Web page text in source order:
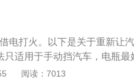
个小时以上，车电瓶基本能
搁置：如果长时间的不用车，
驶几十公里，以保证电瓶能
，比如车载电冰箱、吸尘器
供电。
电打火。以下是关于重新让
只适用于手动挡汽车，电瓶最
那么就尝试找行人帮忙。首
阅读：7013